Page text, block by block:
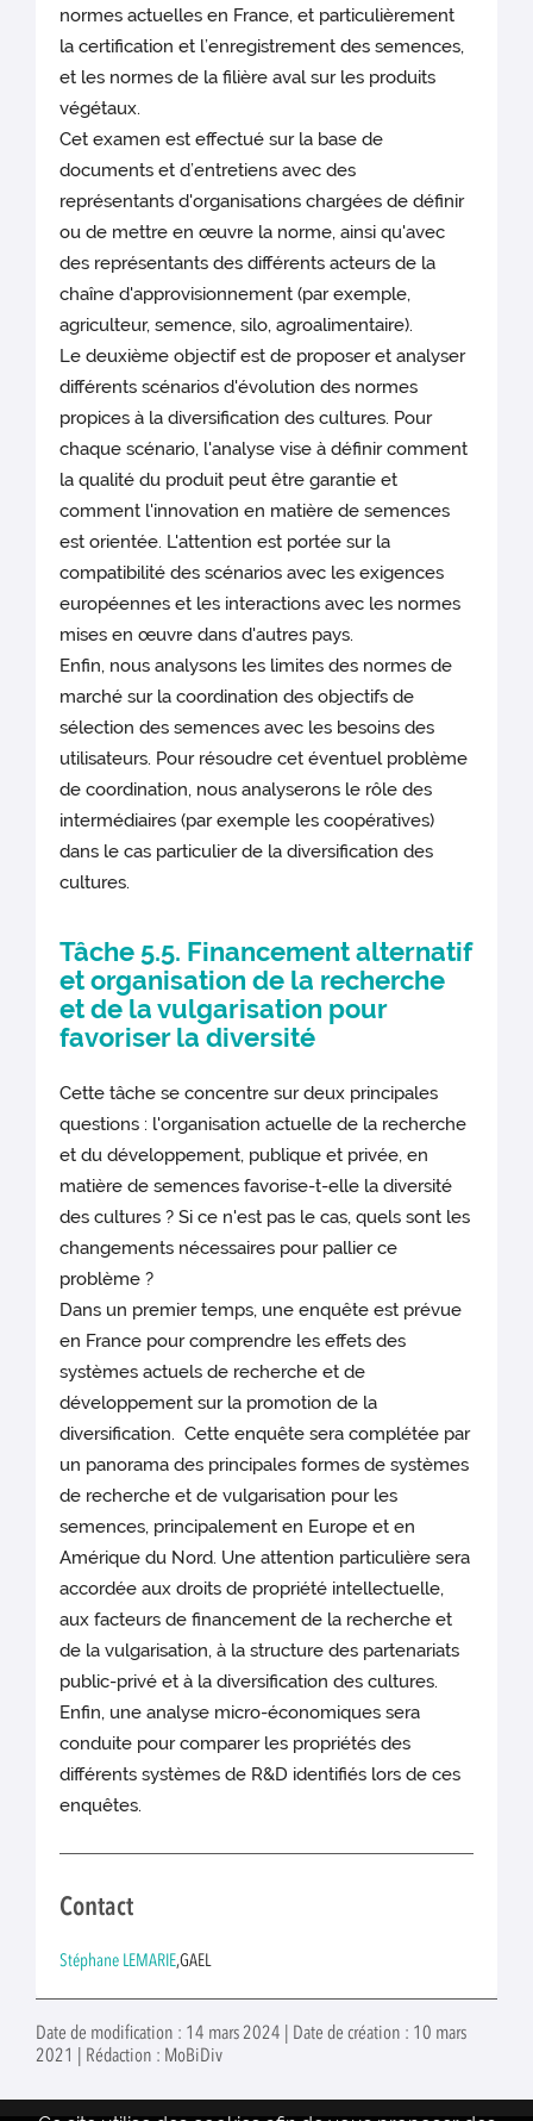
normes actuelles en France, et particulièrement
la certification et l’enregistrement des semences,
et les normes de la filière aval sur les produits
végétaux.
Cet examen est effectué sur la base de
documents et d’entretiens avec des
représentants d'organisations chargées de définir
ou de mettre en œuvre la norme, ainsi qu'avec
des représentants des différents acteurs de la
chaîne d'approvisionnement (par exemple,
agriculteur, semence, silo, agroalimentaire).
Le deuxième objectif est de proposer et analyser
différents scénarios d'évolution des normes
propices à la diversification des cultures. Pour
chaque scénario, l'analyse vise à définir comment
la qualité du produit peut être garantie et
comment l'innovation en matière de semences
est orientée. L'attention est portée sur la
compatibilité des scénarios avec les exigences
européennes et les interactions avec les normes
mises en œuvre dans d'autres pays.
Enfin, nous analysons les limites des normes de
marché sur la coordination des objectifs de
sélection des semences avec les besoins des
utilisateurs. Pour résoudre cet éventuel problème
de coordination, nous analyserons le rôle des
intermédiaires (par exemple les coopératives)
dans le cas particulier de la diversification des
cultures.
Tâche 5.5. Financement alternatif
et organisation de la recherche
et de la vulgarisation pour
favoriser la diversité
Cette tâche se concentre sur deux principales
questions : l'organisation actuelle de la recherche
et du développement, publique et privée, en
matière de semences favorise-t-elle la diversité
des cultures ? Si ce n'est pas le cas, quels sont les
changements nécessaires pour pallier ce
problème ?
Dans un premier temps, une enquête est prévue
en France pour comprendre les effets des
systèmes actuels de recherche et de
développement sur la promotion de la
diversification. Cette enquête sera complétée par
un panorama des principales formes de systèmes
de recherche et de vulgarisation pour les
semences, principalement en Europe et en
Amérique du Nord. Une attention particulière sera
accordée aux droits de propriété intellectuelle,
aux facteurs de financement de la recherche et
de la vulgarisation, à la structure des partenariats
public-privé et à la diversification des cultures.
Enfin, une analyse micro-économiques sera
conduite pour comparer les propriétés des
différents systèmes de R&D identifiés lors de ces
enquêtes.
Contact
Stéphane LEMARIE,GAEL
Date de modification : 14 mars 2024 | Date de création : 10 mars
2021 | Rédaction : MoBiDiv